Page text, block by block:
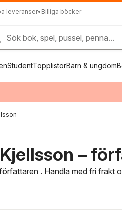
leveranser• Billiga böcker
Sök bok, spel, pussel, penna...
StudentTopplistorBarn & ungdom
–
. Handla med fri frakt